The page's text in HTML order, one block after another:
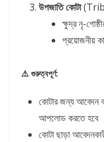
উপজাতি কোটা
ক্ষুদ্র নৃ-
প্রয়োজনীয়
⚠️ গুরুত্বপূর্ণ:
কোটার জন্য আবেদন
আপলোড করতে হবে
কোটা ছাড়া